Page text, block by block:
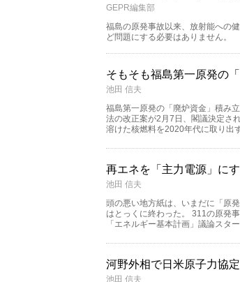
GEPR編集部
福島の原発事故以来、放射能への
ど問題にする必要はありません。
そもそも福島第一原発の
池田 信夫
福島第一原発の「廃炉資金」積み
法の改正案が2月7日、閣議決定さ
溶けた核燃料を2020年代に取り出
再エネを「主力電源」に
池田 信夫
頭の悪い地方紙は、いまだに「原
はとっくに終わった。 311の原発
「エネルギー基本計画」議論スタ
河野外相で日米原子力協
池田 信夫